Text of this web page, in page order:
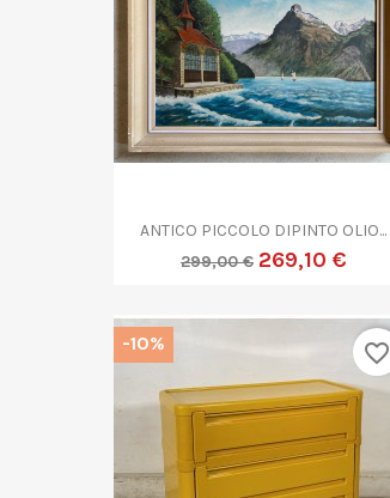
Anteprima
ANTICO PICCOLO DIPINTO OLIO...
299,00 € 269,10 €
-10% favorite_border